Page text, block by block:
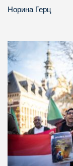
Норина Герц